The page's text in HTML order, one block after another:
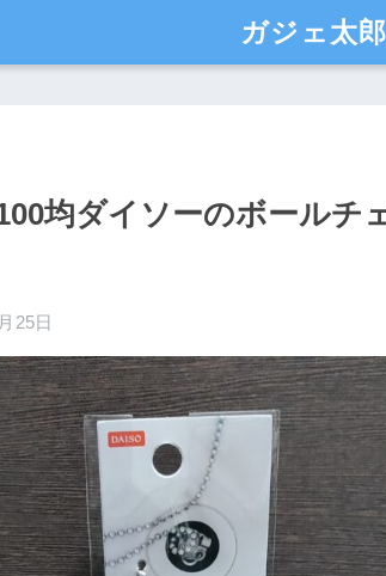
ガジェ太
均ダイソーのボールチ
25日